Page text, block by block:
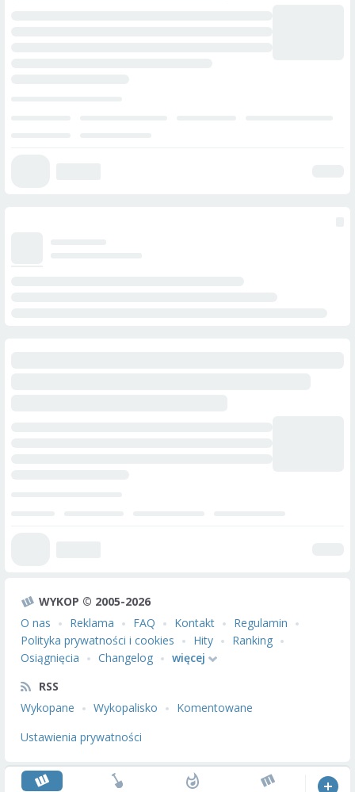
WYKOP © 2005-2026
O nas
Reklama FAQ Kontakt
Regulamin
Polityka prywatności i cookies
Hity
Ranking
Osiągnięcia
Changelog
więcej
RSS
Wykopane
Wykopalisko
Komentowane
Ustawienia prywatności